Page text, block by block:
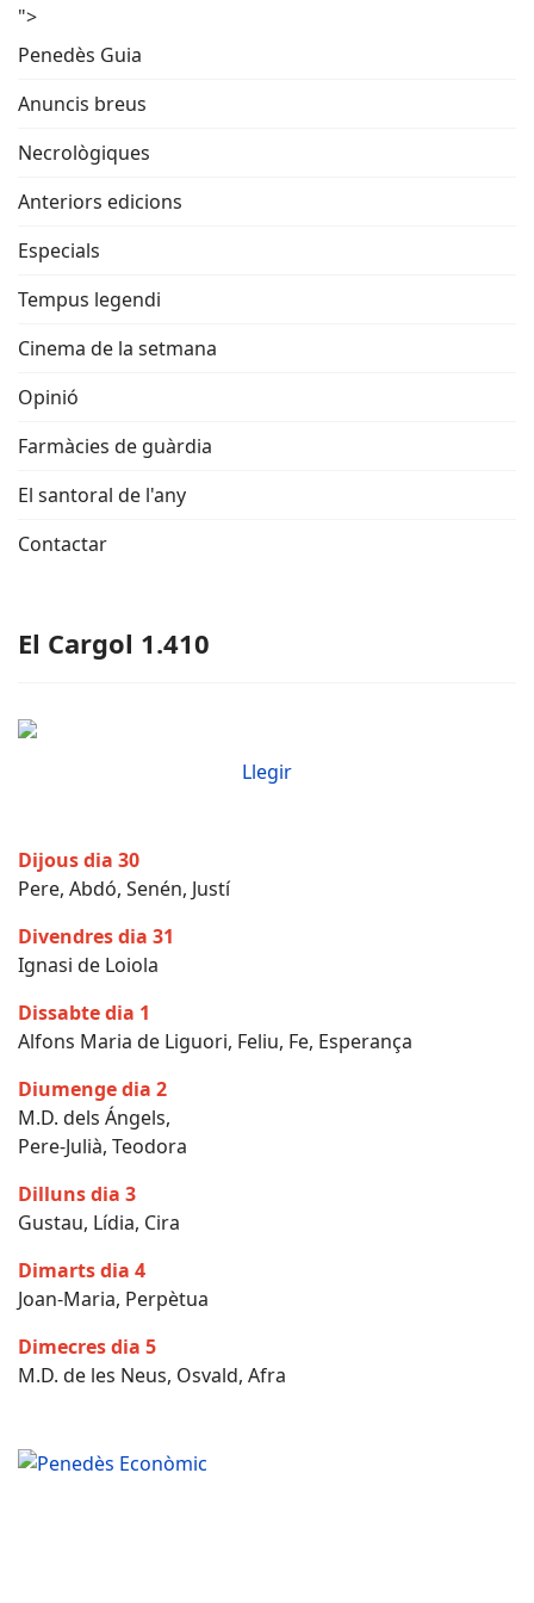
">
Penedès Guia
Anuncis breus
Necrològiques
Anteriors edicions
Especials
Tempus legendi
Cinema de la setmana
Opinió
Farmàcies de guàrdia
El santoral de l'any
Contactar
El Cargol 1.410
Llegir
Dijous dia 30
Pere, Abdó, Senén, Justí
Divendres dia 31
Ignasi de Loiola
Dissabte dia 1
Alfons Maria de Liguori, Feliu, Fe, Esperança
Diumenge dia 2
M.D. dels Ángels,
Pere-Julià, Teodora
Dilluns dia 3
Gustau, Lídia, Cira
Dimarts dia 4
Joan-Maria, Perpètua
Dimecres dia 5
M.D. de les Neus, Osvald, Afra